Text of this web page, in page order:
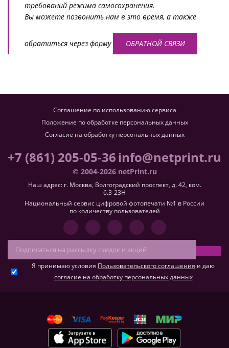
требований режима самосохранения.
Вы можете позвонить нам в это время, а также
обратиться через форму ОБРАТНОЙ СВЯЗИ
Соглашение по использованию сервиса
Положение по обработке персональных данных
Согласие на обработку персональных данных
+7 (861) 205-05-36info@netprint.ru
© 2004-2026 netPrint.ru
Наш адрес: г. Москва, Волгоградский проспект, д. 42, ком.
6.3-23H
Национальный сервис цифровой фотопечати №1 в России
по количеству пользователей
Я принимаю условия Пользовательского соглашения и даю
согласие на обработку персональных данных